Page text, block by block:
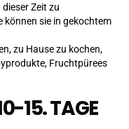
Zeit zu
können sie in gekochtem
zu Hause zu kochen,
Fruchtpürees
15. TAGE